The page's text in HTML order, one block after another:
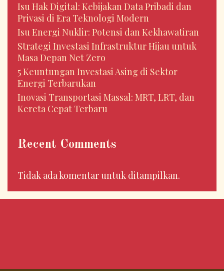
Isu Hak Digital: Kebijakan Data Pribadi dan
Privasi di Era Teknologi Modern
Isu Energi Nuklir: Potensi dan Kekhawatiran
Strategi Investasi Infrastruktur Hijau untuk
Masa Depan Net Zero
5 Keuntungan Investasi Asing di Sektor
Energi Terbarukan
Inovasi Transportasi Massal: MRT, LRT, dan
Kereta Cepat Terbaru
Recent Comments
Tidak ada komentar untuk ditampilkan.